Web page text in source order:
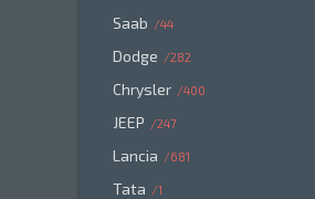
Saab 44
Dodge 282
Chrysler 400
JEEP 247
Lancia 681
Tata 1